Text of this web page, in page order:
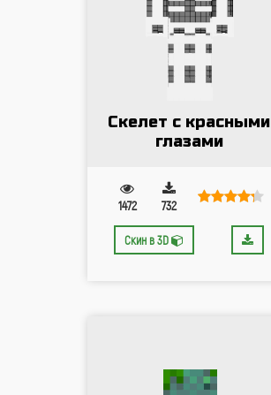
Cкелет с красными
глазами
1472 732
Скин в 3D